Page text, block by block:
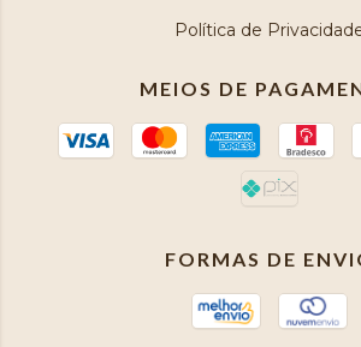
Política de
MEIOS DE
FORMAS DE